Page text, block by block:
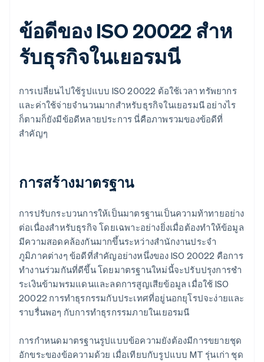
ข้อดีของ ISO 20022 สําห
รับธุรกิจในเยอรมนี
การเปลี่ยนไปใช้รูปแบบ ISO 20022 ต้อใช้เวลา ทรัพยากร
และค่าใช้จ่ายจํานวนมากสําหรับธุรกิจในเยอรมนี อย่างไร
ก็ตามก็ยังมีข้อดีหลายประการ นี่คือภาพรวมของข้อดีที่
สําคัญๆ
การสร้างมาตรฐาน
การปรับกระบวนการให้เป็นมาตรฐานเป็นความท้าทายอย่าง
ต่อเนื่องสําหรับธุรกิจ โดยเฉพาะอย่างยิ่งเมื่อต้องทําให้ข้อมูล
มีความสอดคล้องกันมากขึ้นระหว่างสํานักงานประจำ
ภูมิภาคต่างๆ ข้อดีที่สําคัญอย่างหนึ่งของ ISO 20022 คือการ
ทํางานร่วมกันที่ดีขึ้น โดยมาตรฐานใหม่นี้จะปรับปรุงการชํา
ระเงินข้ามพรมแดนและลดการสูญเสียข้อมูล เมื่อใช้ ISO
20022 การทําธุรกรรมกับประเทศที่อยู่นอกยุโรปจะง่ายและ
ราบรื่นพอๆ กับการทําธุรกรรมภายในเยอรมนี
การกําหนดมาตรฐานรูปแบบข้อความยังต้องมีการขยายชุด
อักขระของข้อความด้วย เมื่อเทียบกับรูปแบบ MT รุ่นเก่า ชุด